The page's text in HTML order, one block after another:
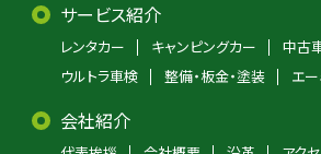
サービス紹介
レンタカー キャンピングカー
中古
ウルトラ車検
整備・板金・塗装 エ
会社紹介